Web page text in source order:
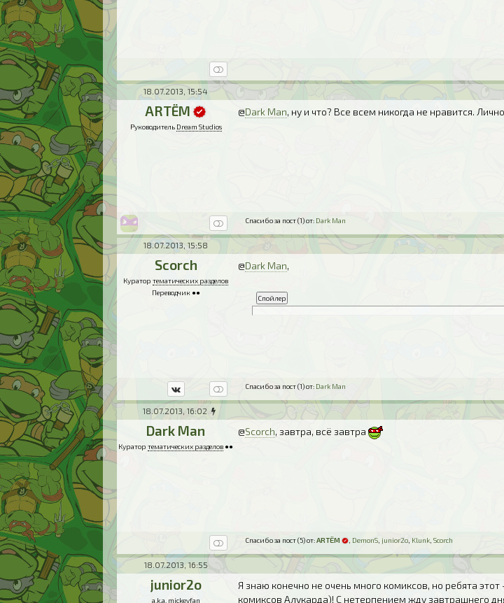
18.07.2013, 15:54
ARTЁM
Руководитель Dream Studios
@Dark Man, ну и что? Все всем никогда не нравится.
Спасибо за пост (1) от: Dark Man
18.07.2013, 15:58
Scorch
Куратортематических разделов
Переводчик ●●
@Dark Man,
Спасибо за пост (1) от: Dark Man
18.07.2013, 16:02
Dark Man
Куратортематических разделов ●●
@Scorch, завтра, всё завтра
Спасибо за пост (5) от:ARTЁM DemonS junior2o Klunk ,Scorch
18.07.2013, 16:55
junior2o
a.k.a. mickeyfan
Я знаю конечно не очень много комиксов, но ребята
комиксов Алукарда)! С нетерпением жду завтрашнего